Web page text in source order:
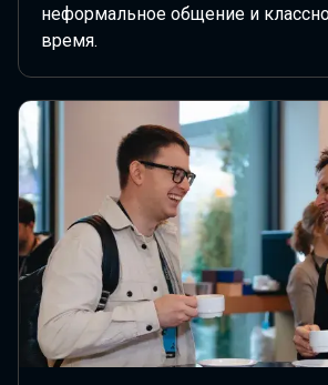
неформальное общение и
время.